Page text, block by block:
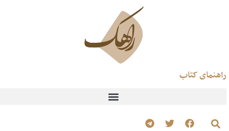
راهنمای کتاب